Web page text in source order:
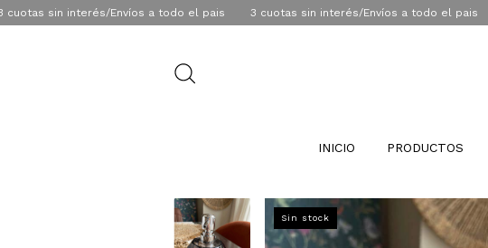
interés/Envíos a todo el pais 3 cuotas sin interés/Envíos a todo el pais 3
INICIO PRODUCTOS
Sin stock